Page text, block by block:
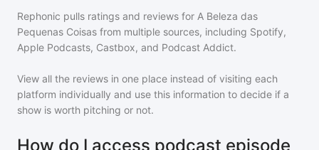
Rephonic pulls ratings and reviews for A Beleza das
Pequenas Coisas from multiple sources, including Spotify,
Apple Podcasts, Castbox, and Podcast Addict.
View all the reviews in one place instead of visiting each
platform individually and use this information to decide if a
show is worth pitching or not.
How do I access podcast episode